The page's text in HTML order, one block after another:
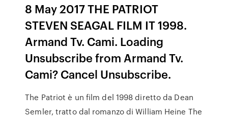
8 May 2017 THE PATRIOT
STEVEN SEAGAL FILM IT 1998.
Armand Tv. Cami. Loading
Unsubscribe from Armand Tv.
Cami? Cancel Unsubscribe.
The Patriot è un film del 1998 diretto da Dean
Semler, tratto dal romanzo di William Heine The